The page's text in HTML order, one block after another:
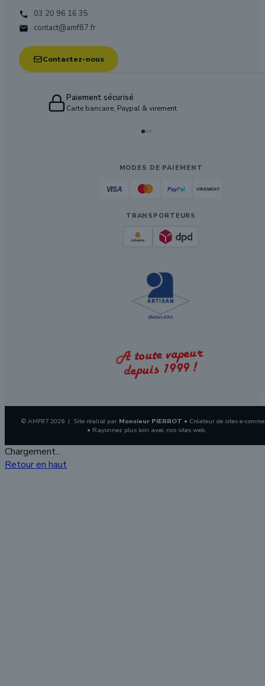
 03 20 96 16 35
 contact@amf87.fr
Contactez-nous
Paiement sécurisé
Carte bancaire, Paypal & virement
MODES DE PAIEMENT
TRANSPORTEURS
A toute vapeur
depuis 1999 !
© AMF87 2026 | Site réalisé par Monsieur PIERROT • Créateur de sites e-
• Rayonnez plus loin avec nos sites web.
Chargement...
Retour en haut